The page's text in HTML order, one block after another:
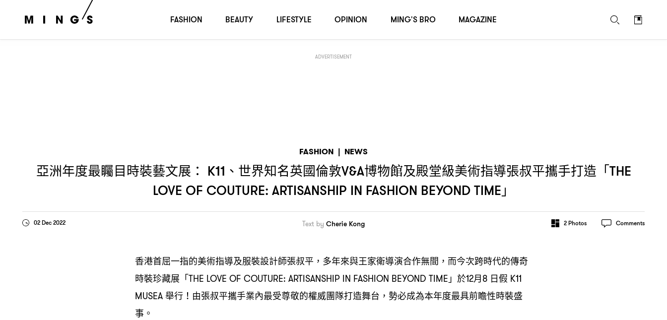
ADVERTISEMENT
FASHION | NEWS
亞洲年度最矚目時裝藝文展 ： K11 、世界知名英國倫敦V&A博物館及殿堂級美術指導張叔平攜手打造「THE
LOVE OF COUTURE: ARTISANSHIP IN FASHION BEYOND TIME 」
02 Dec 2022 Text by Cherie Kong 2Photos Comments
香港首屈一指的美術指導及服裝設計師張叔平 ， 多年來與王家衛導演合作無間 ， 而今次跨時代的傳奇
時裝珍藏展「THE LOVE OF COUTURE: ARTISANSHIP IN FASHION BEYOND TIME 」於12月8 日假 K11
MUSEA舉行 ！ 由張叔平攜手業內最受尊敬的權威團隊打造舞台 ， 勢必成為本年度最具前瞻性時裝盛
事。
FASHION BEAUTY LIFESTYLE OPINION MING'S BRO MAGAZINE
亞洲年度最矚目時裝藝文展 THE LOVE OF COUTURE: ARTISANSHIP IN FASHION BEYOND TIME